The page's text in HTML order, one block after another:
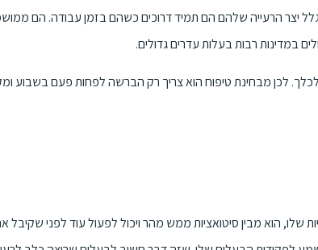
יצר הרעייה שלהם הם תמיד דרוכים כשהם בזמן עבודה. הם
במדינות רבות בעלות עדרים גדולים.
לכן מבחינת טיפוח הוא צריך רק הברשה לפחות פעם בשבוע
שלו, הוא מבין סיטואציות ממש מהר ויכול לפעול עוד לפני